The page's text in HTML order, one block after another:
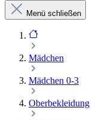
Menü schließen
Mädchen
Mädchen 0-3
Oberbekleidung